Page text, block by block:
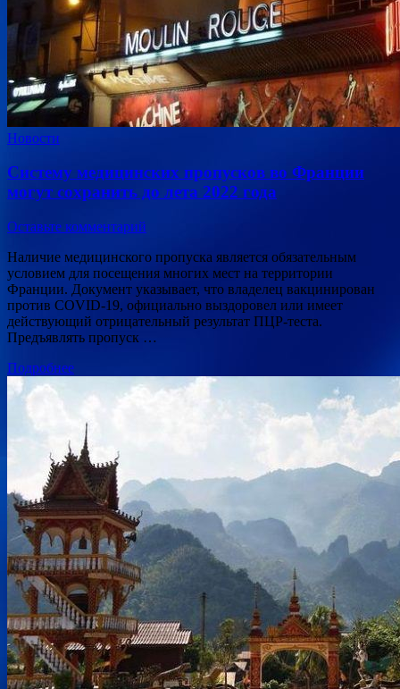
Новости
Систему медицинских пропусков во Франции
могут сохранить до лета 2022 года
Оставьте комментарий
Наличие медицинского пропуска является обязательным
условием для посещения многих мест на территории
Франции. Документ указывает, что владелец вакцинирован
против COVID-19, официально выздоровел или имеет
действующий отрицательный результат ПЦР-теста.
Предъявлять пропуск …
Подробнее